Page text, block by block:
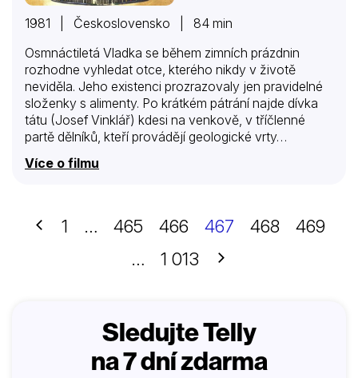
1981 | Československo | 84 min
Osmnáctiletá Vladka se během zimních prázdnin
rozhodne vyhledat otce, kterého nikdy v životě
neviděla. Jeho existenci prozrazovaly jen pravidelné
složenky s alimenty. Po krátkém pátrání najde dívka
tátu (Josef Vinklář) kdesi na venkově, v tříčlenné
partě dělníků, kteří provádějí geologické vrty…
Více o filmu
Předchozí
1 … 465 466 467 468
469
…
1 013 Další
Sledujte Telly
na 7 dní zdarma